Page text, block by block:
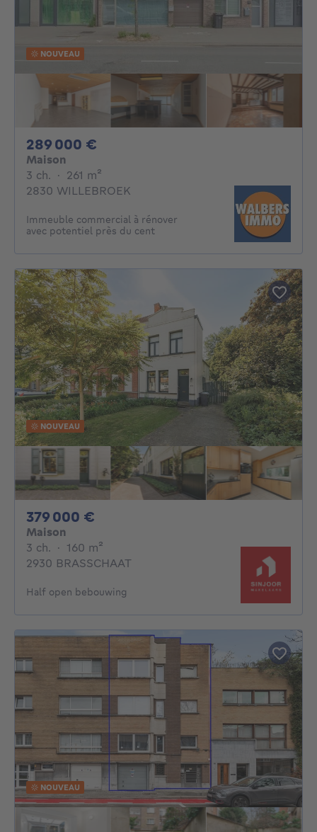
NOUVEAU
289 000 €
Maison
3 ch. 3 chambres
· 261 m²
2830 WILLEBROEK
Immeuble commercial à rénover
avec potentiel près du cent
NOUVEAU
379 000 €
Maison
3 ch. 3 chambres
· 160 m²
2930 BRASSCHAAT
Half open bebouwing
NOUVEAU